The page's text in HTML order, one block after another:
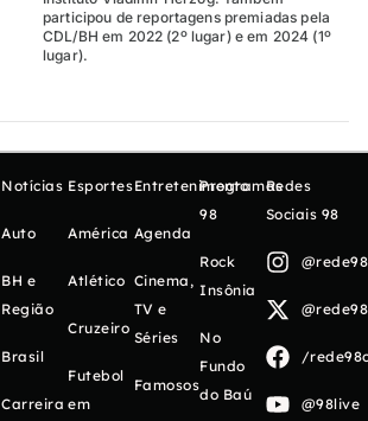
participou de reportagens premiadas pela
CDL/BH em 2022 (2º lugar) e em 2024 (1º
lugar).
Notícias
Auto
BH e
Região
Brasil
Carreira
Esportes
América
Atlético
Cruzeiro
Futebol
em
Entretenimento
Agenda
Cinema,
TV e
Séries
Famosos
Programas
98
Rock
Insônia
No
Fundo
do Baú
Redes
Sociais 98
/
@98live